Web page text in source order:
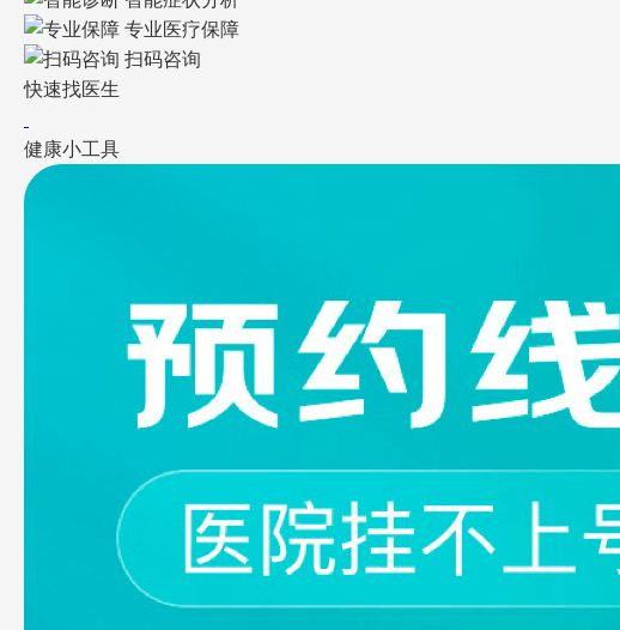
专业医疗保障
扫码咨询
快速找医生
健康小工具